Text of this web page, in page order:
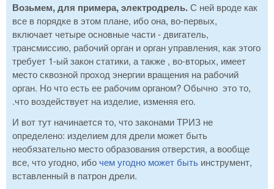
Возьмем, для примера, электродрель.С ней вроде как
все в порядке в этом плане, ибо она, во-первых,
включает четыре основные части - двигатель,
трансмиссию, рабочий орган и орган управления, как этого
требует 1-ый закон статики, а также , во-вторых, имеет
место сквозной проход энергии вращения на рабочий
орган. Но что есть ее рабочим органом? Обычно это то,
.что воздействует на изделие, изменяя его.
И вот тут начинается то, что законами ТРИЗ не
определено: изделием для дрели может быть
необязательно место образования отверстия, а вообще
все, что угодно, ибо чем угодно может быть инструмент,
вставленный в патрон дрели.